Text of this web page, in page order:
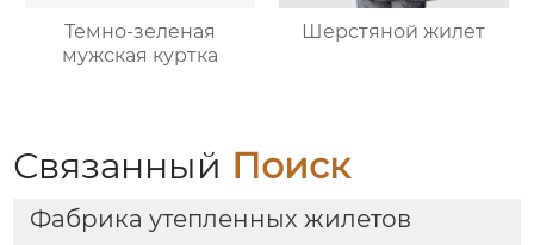
Темно-зеленая
мужская куртка
Шерстяной жилет
Связанный Поиск
Фабрика утепленных жилетов